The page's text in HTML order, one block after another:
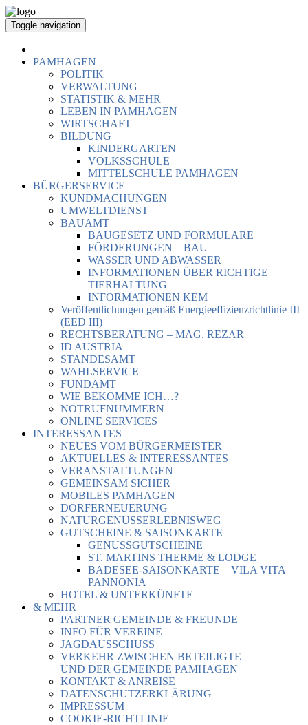
Toggle navigation
PAMHAGEN
POLITIK
VERWALTUNG
STATISTIK & MEHR
LEBEN IN PAMHAGEN
WIRTSCHAFT
BILDUNG
KINDERGARTEN
VOLKSSCHULE
MITTELSCHULE PAMHAGEN
BÜRGERSERVICE
KUNDMACHUNGEN
UMWELTDIENST
BAUAMT
BAUGESETZ UND FORMULARE
FÖRDERUNGEN – BAU
WASSER UND ABWASSER
INFORMATIONEN ÜBER RICHTIGE
TIERHALTUNG
INFORMATIONEN KEM
Veröffentlichungen gemäß Energieeffizienzrichtlinie III
(EED III)
RECHTSBERATUNG – MAG. REZAR
ID AUSTRIA
STANDESAMT
WAHLSERVICE
FUNDAMT
WIE BEKOMME ICH…?
NOTRUFNUMMERN
ONLINE SERVICES
INTERESSANTES
NEUES VOM BÜRGERMEISTER
AKTUELLES & INTERESSANTES
VERANSTALTUNGEN
GEMEINSAM SICHER
MOBILES PAMHAGEN
DORFERNEUERUNG
NATURGENUSSERLEBNISWEG
GUTSCHEINE & SAISONKARTE
GENUSSGUTSCHEINE
ST. MARTINS THERME & LODGE
BADESEE-SAISONKARTE – VILA VITA
PANNONIA
HOTEL & UNTERKÜNFTE
& MEHR
PARTNER GEMEINDE & FREUNDE
INFO FÜR VEREINE
JAGDAUSSCHUSS
VERKEHR ZWISCHEN BETEILIGTE
UND DER GEMEINDE PAMHAGEN
KONTAKT & ANREISE
DATENSCHUTZERKLÄRUNG
IMPRESSUM
COOKIE-RICHTLINIE